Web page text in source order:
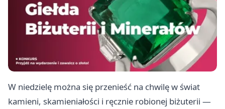
W niedzielę można się przenieść na chwilę w świat
kamieni, skamieniałości i ręcznie robionej biżuterii —